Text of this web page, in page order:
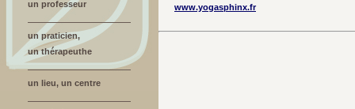
un professeur
un praticien,
un thérapeuthe
un lieu, un centre
www.yogasphinx.fr